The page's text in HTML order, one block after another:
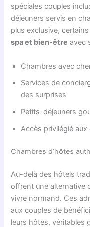
spéciales couples
déjeuners servis en
plus exclusive,
spa et bien-être avec
Chambres avec
Services de
des surprises
Petits-déjeuners
Accès privilégié
Chambres d’hôtes
Au-delà des hôtels
offrent une alternative
vivre normand. Ces
aux couples de
leurs hôtes, véritables